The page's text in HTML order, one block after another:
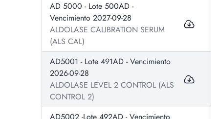
AD 5000 - Lote 500AD -
Vencimiento 2027-09-28
ALDOLASE CALIBRATION SERUM
(ALS CAL)
AD5001 - Lote 491AD - Vencimiento
2026-09-28
ALDOLASE LEVEL 2 CONTROL (ALS
CONTROL 2)